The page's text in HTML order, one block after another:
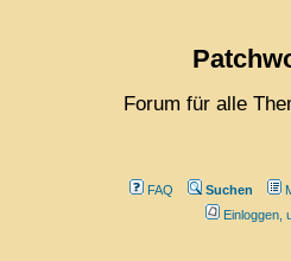
Forum für alle
FAQ Suchen
Einloggen,